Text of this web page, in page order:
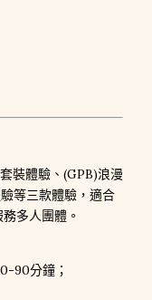
裝體驗、(GPB)浪漫
等三款體驗，適合
多人團體。
90分鐘；